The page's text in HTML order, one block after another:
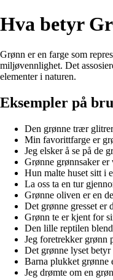
Hva betyr
Grønn er en farge som
miljøvennlighet. Det
elementer i naturen.
Eksempler på
Den grønne trær
Min favorittfarge er
Jeg elsker å se på de
Grønne grønnsaker
Hun malte huset sitt i
La oss ta en tur
Grønne oliven er en
Det grønne gresset er
Grønn te er kjent for
Den lille reptilen
Jeg foretrekker grønn
Det grønne lyset betyr
Barna plukket grønne
Jeg drømte om en